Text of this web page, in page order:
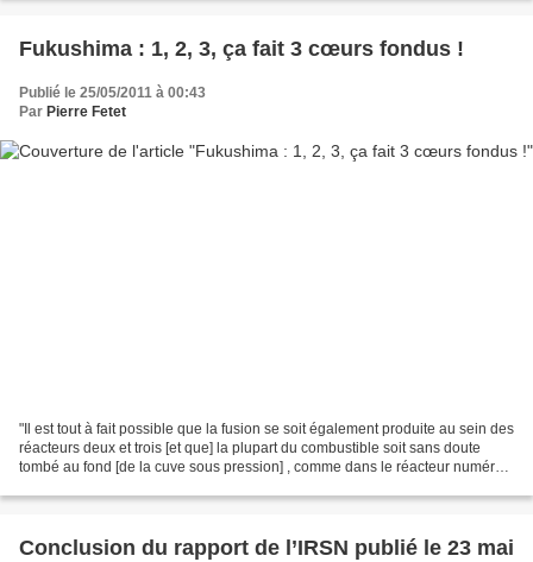
Fukushima : 1, 2, 3, ça fait 3 cœurs fondus !
Publié le 25/05/2011 à 00:43
Par Pierre Fetet
"Il est tout à fait possible que la fusion se soit également produite au sein des
réacteurs deux et trois [et que] la plupart du combustible soit sans doute
tombé au fond [de la cuve sous pression] , comme dans le réacteur numéro
Conclusion du rapport de l’IRSN publié le 23 mai